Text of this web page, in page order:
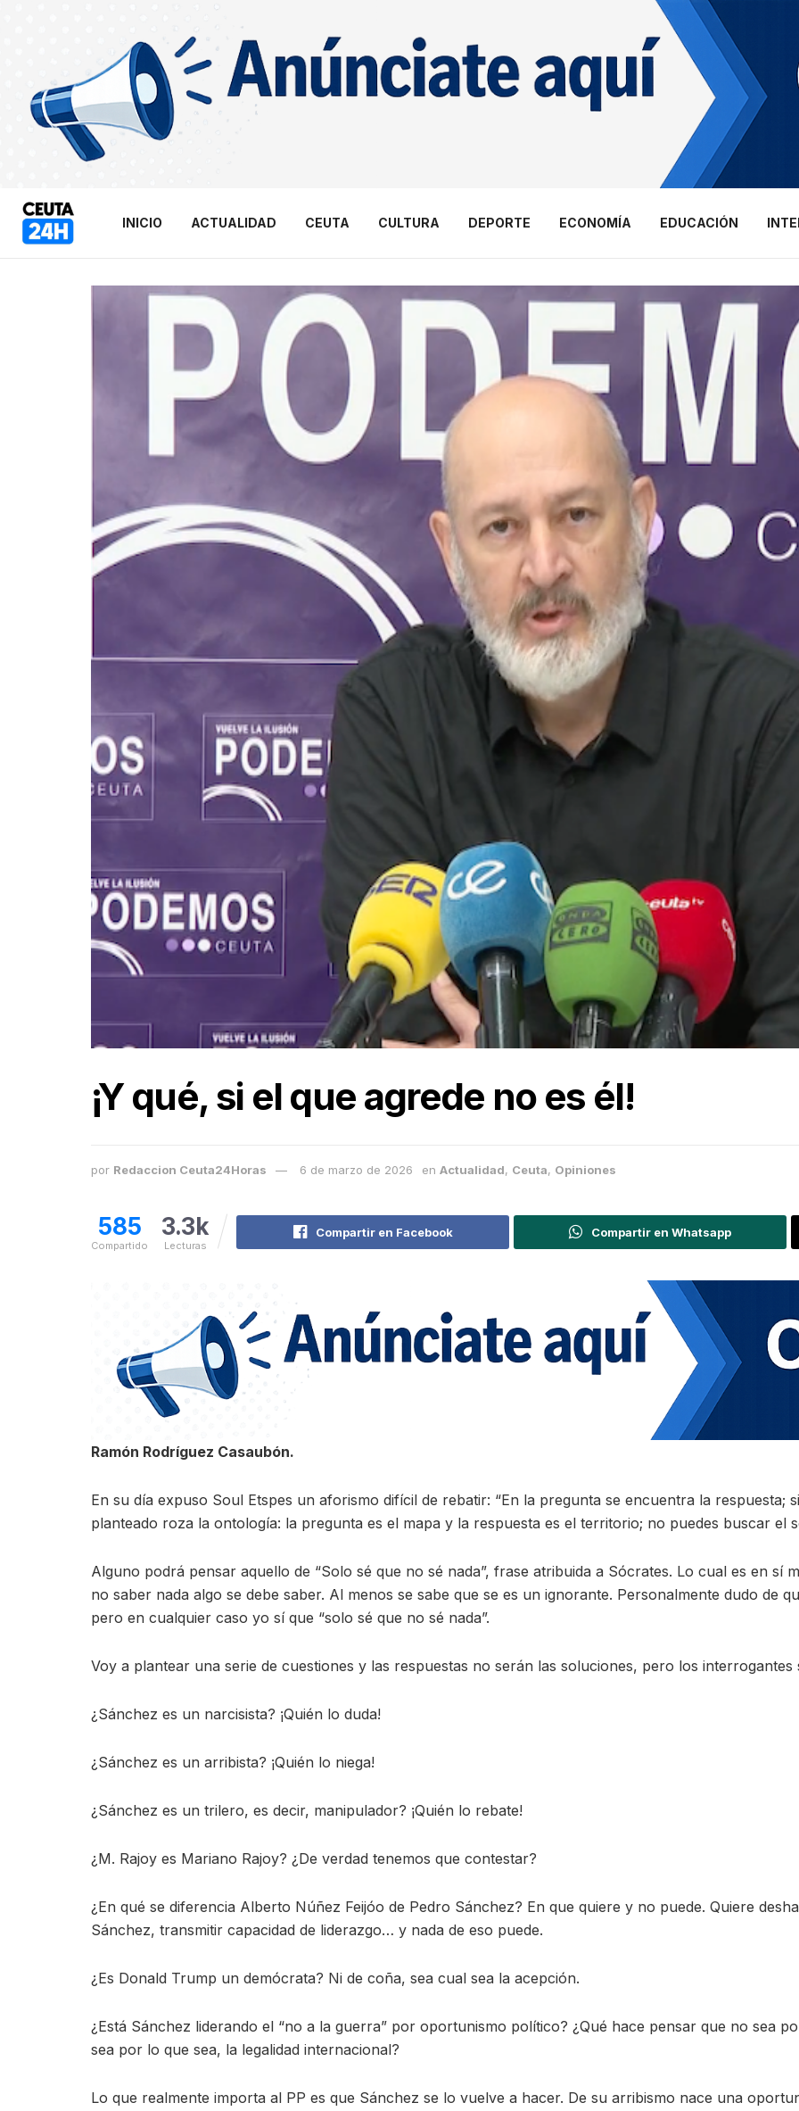
INICIO ACTUALIDAD CEUTA CULTURA DEPORTE ECONOMÍA EDUCACIÓN
¡Y qué, si el que agrede no es él!
por Redaccion Ceuta24Horas 6 de marzo de 2026 en Actualidad, Ceuta, Opiniones
585
Compartido
3.3k
Lecturas
Compartir en Facebook Compartir en Whatsapp
Ramón Rodríguez Casaubón.
En su día expuso Soul Etspes un aforismo difícil de rebatir: “En la pregunta se encuentra la respuesta;
planteado roza la ontología: la pregunta es el mapa y la respuesta es el territorio; no puedes buscar el
Alguno podrá pensar aquello de “Solo sé que no sé nada”, frase atribuida a Sócrates. Lo cual es en sí
no saber nada algo se debe saber. Al menos se sabe que se es un ignorante. Personalmente dudo de
pero en cualquier caso yo sí que “solo sé que no sé nada”.
Voy a plantear una serie de cuestiones y las respuestas no serán las soluciones, pero los interrogantes
¿Sánchez es un narcisista? ¡Quién lo duda!
¿Sánchez es un arribista? ¡Quién lo niega!
¿Sánchez es un trilero, es decir, manipulador? ¡Quién lo rebate!
¿M. Rajoy es Mariano Rajoy? ¿De verdad tenemos que contestar?
¿En qué se diferencia Alberto Núñez Feijóo de Pedro Sánchez? En que quiere y no puede. Quiere
Sánchez, transmitir capacidad de liderazgo… y nada de eso puede.
¿Es Donald Trump un demócrata? Ni de coña, sea cual sea la acepción.
¿Está Sánchez liderando el “no a la guerra” por oportunismo político? ¿Qué hace pensar que no sea
sea por lo que sea, la legalidad internacional?
Lo que realmente importa al PP es que Sánchez se lo vuelve a hacer. De su arribismo nace una